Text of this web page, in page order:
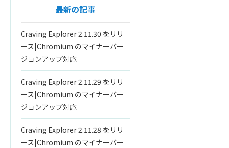
最新の記事
Craving Explorer 2.11.30 をリリ
ース|Chromium のマイナーバー
ジョンアップ対応
Craving Explorer 2.11.29 をリリ
ース|Chromium のマイナーバー
ジョンアップ対応
Craving Explorer 2.11.28 をリリ
ース|Chromium のマイナーバー